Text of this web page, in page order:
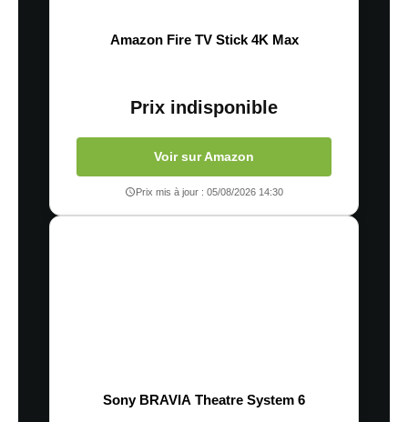
Amazon Fire TV Stick 4K Max
Prix indisponible
Voir sur Amazon
Prix mis à jour : 05/08/2026 14:30
Sony BRAVIA Theatre System 6